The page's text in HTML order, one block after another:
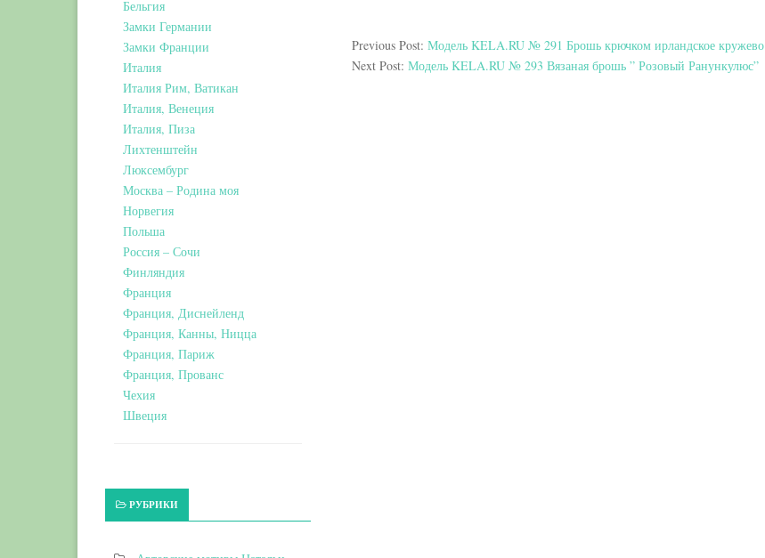
Previous Post: Модель KELA.RU № 291 Брошь крючком ирландское кружево
Next Post: Модель KELA.RU № 293 Вязаная брошь ” Розовый Ранункулюс”
Бельгия
Замки Германии
Замки Франции
Италия
Италия Рим, Ватикан
Италия, Венеция
Италия, Пиза
Лихтенштейн
Люксембург
Москва – Родина моя
Норвегия
Польша
Россия – Сочи
Финляндия
Франция
Франция, Диснейленд
Франция, Канны, Ницца
Франция, Париж
Франция, Прованс
Чехия
Швеция
РУБРИКИ